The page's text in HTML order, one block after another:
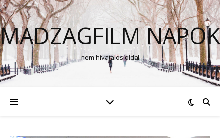
MADZAGFILM NAPOK
nem hivatalos oldal